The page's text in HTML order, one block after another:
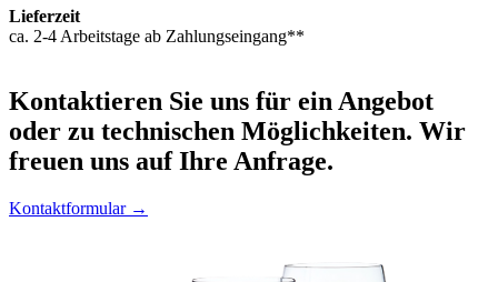
Lieferzeit
ca. 2-4 Arbeitstage ab Zahlungseingang**
Kontaktieren Sie uns für ein Angebot
oder zu technischen Möglichkeiten. Wir
freuen uns auf Ihre Anfrage.
Kontaktformular →